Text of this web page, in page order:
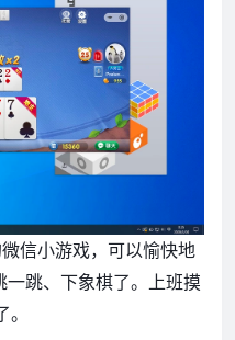
信小游戏，可以愉快地
跳、下象棋了。上班摸